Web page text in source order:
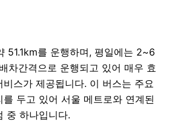
51.1km를 운행하며, 평일에는 2~6
차간격으로 운행되고 있어 매우 효
스가 제공됩니다. 이 버스는 주요
두고 있어 서울 메트로와 연계된
중 하나입니다.